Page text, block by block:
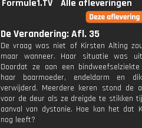
Formule1.TV
Alle afleveringen
De Verandering: Afl. 35
De vraag was niet of Kirsten Alting
maar wanneer. Haar situatie was
Doordat ze aan een
haar baarmoeder, endeldarm en
verwijderd. Meerdere keren stond de
voor de deur als ze dreigde te stikken
aanval van dystonie. Hoe kan het dat
nog leeft?